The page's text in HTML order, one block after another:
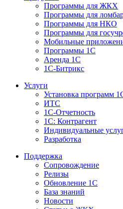
Программы для ЖКХ
Программы для
Программы для НКО
Программы для
Мобильные
Программы 1С
Аренда 1С
1С-Битрикс
Услуги
Установка программ
ИТС
1С-Отчетность
1С: Контрагент
Индивидуальные
Разработка
Поддержка
Сопровождение
Релизы
Обновление 1С
База знаний
Новости